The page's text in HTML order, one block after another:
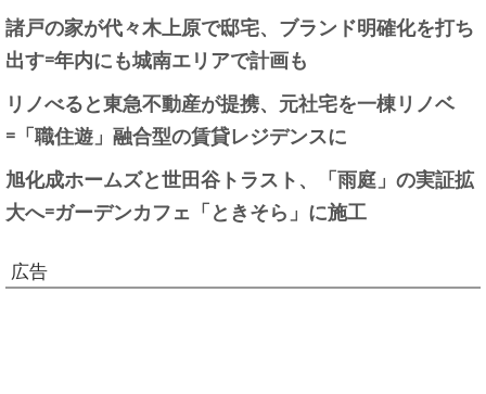
諸戸の家が代々木上原で邸宅、ブランド明確化を打ち
出す=年内にも城南エリアで計画も
リノべると東急不動産が提携、元社宅を一棟リノベ
=「職住遊」融合型の賃貸レジデンスに
旭化成ホームズと世田谷トラスト、「雨庭」の実証拡
大へ=ガーデンカフェ「ときそら」に施工
広告